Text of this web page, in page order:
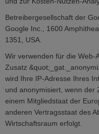
Betreibergesellschaft der
Google Inc., 1600
1351, USA.
Wir verwenden für die Web-
Zusatz
wird Ihre IP-Adresse Ihres
und anonymisiert, wenn der
einem Mitgliedstaat der
anderen Vertragsstaat des
Wirtschaftsraum erfolgt.